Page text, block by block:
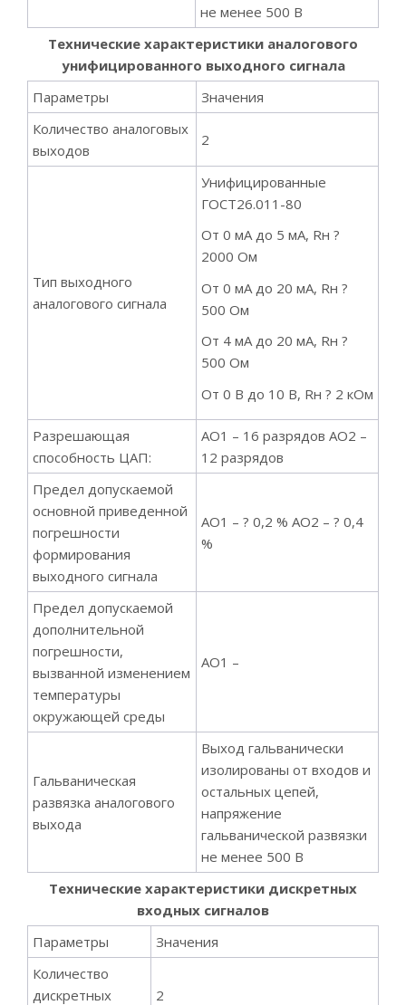
не менее 500 В
Технические характеристики аналогового
унифицированного выходного сигнала
Параметры
Значения
Количество аналоговых
выходов
2
Тип выходного
аналогового сигнала
Унифицированные
ГОСТ26.011-80
От 0 мА до 5 мА, Rн ?
2000 Ом
От 0 мА до 20 мА, Rн ?
500 Ом
От 4 мА до 20 мА, Rн ?
500 Ом
От 0 В до 10 В, Rн ? 2 кОм
Разрешающая
способность ЦАП:
AO1 – 16 разрядов AO2 –
12 разрядов
Предел допускаемой
основной приведенной
погрешности
формирования
выходного сигнала
AO1 – ? 0,2 % AO2 – ? 0,4
%
Предел допускаемой
дополнительной
погрешности,
вызванной изменением
температуры
окружающей среды
AO1 –
Гальваническая
развязка аналогового
выхода
Выход гальванически
изолированы от входов и
остальных цепей,
напряжение
гальванической развязки
не менее 500 В
Технические характеристики дискретных
входных сигналов
Параметры
Значения
Количество
дискретных
2